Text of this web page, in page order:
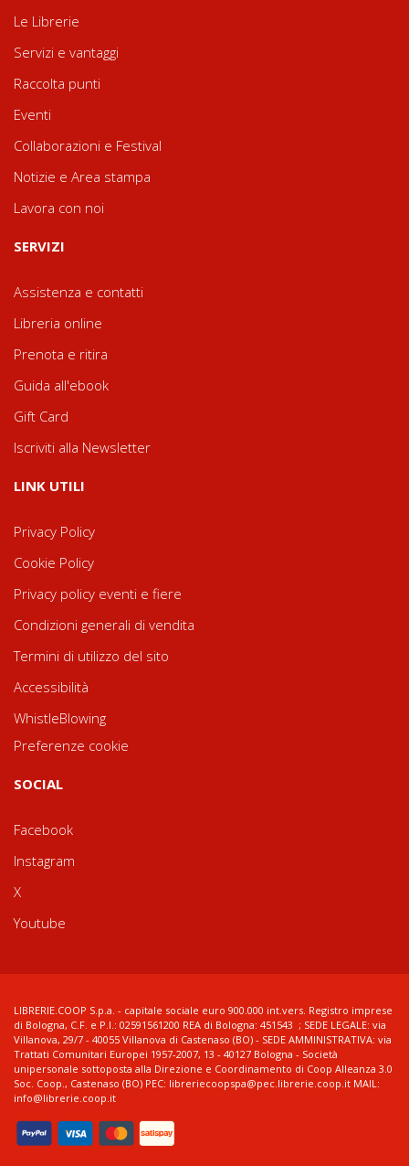
Le Librerie
Servizi e vantaggi
Raccolta punti
Eventi
Collaborazioni e Festival
Notizie e Area stampa
Lavora con noi
SERVIZI
Assistenza e contatti
Libreria online
Prenota e ritira
Guida all'ebook
Gift Card
Iscriviti alla Newsletter
LINK UTILI
Privacy Policy
Cookie Policy
Privacy policy eventi e fiere
Condizioni generali di vendita
Termini di utilizzo del sito
Accessibilità
WhistleBlowing
Preferenze cookie
SOCIAL
Facebook
Instagram
X
Youtube
LIBRERIE.COOP S.p.a. - capitale sociale euro 900.000 int.vers. Registro imprese
di Bologna, C.F. e P.I.: 02591561200 REA di Bologna: 451543 ; SEDE LEGALE: via
Villanova, 29/7 - 40055 Villanova di Castenaso (BO) - SEDE AMMINISTRATIVA: via
Trattati Comunitari Europei 1957-2007, 13 - 40127 Bologna - Società
unipersonale sottoposta alla Direzione e Coordinamento di Coop Alleanza 3.0
Soc. Coop., Castenaso (BO) PEC: libreriecoopspa@pec.librerie.coop.it MAIL:
info@librerie.coop.it